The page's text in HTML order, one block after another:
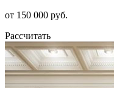
от 150 000 руб.
Рассчитать